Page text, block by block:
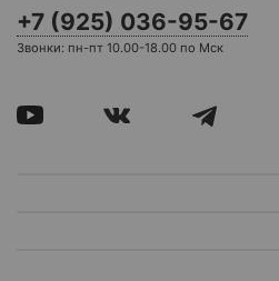
+7 (925) 036-95-67
Звонки: пн-пт 10.00-18.00 по Мск